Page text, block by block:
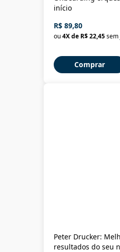
início
R$ 89,80
ou4X de R$ 22,45sem
Comprar
Peter Drucker:
resultados do seu